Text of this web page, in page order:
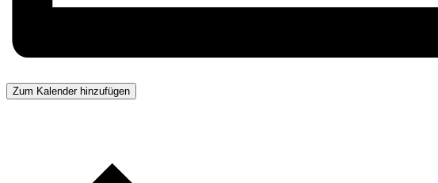
Zum Kalender hinzufügen